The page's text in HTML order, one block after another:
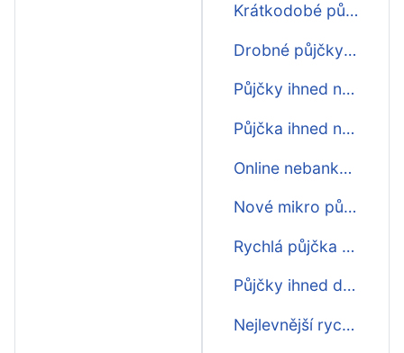
Krátkodobé půjčky ihned zdarma
Drobné půjčky ihned
Půjčky ihned na účet do hodiny
Půjčka ihned na účet v sobotu v neděli
Online nebankovní půjčky ihned na účet
Nové mikro půjčky ihned na účet
Rychlá půjčka nebankovní ihned
Půjčky ihned do 500 tisíc
Nejlevnější rychlá půjčka ihned